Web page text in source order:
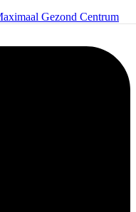
Gezond Centrum